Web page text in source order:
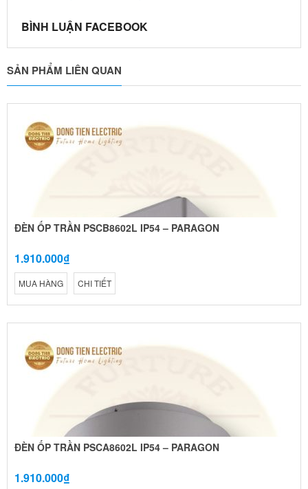
BÌNH LUẬN FACEBOOK
SẢN PHẨM LIÊN QUAN
ĐÈN ỐP TRẦN PSCB8602L IP54 – PARAGON
1.910.000₫
MUA HÀNG CHI TIẾT
ĐÈN ỐP TRẦN PSCA8602L IP54 – PARAGON
1.910.000₫